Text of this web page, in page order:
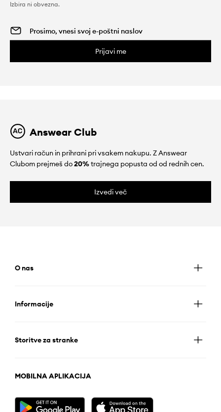
Izbira ni obvezna.
Prijavi me
Answear Club
Ustvari račun in prihrani pri vsakem nakupu. Z Answear
Clubom prejmeš do20%trajnega popusta od od rednih cen.
Izvedi več
O nas
Informacije
Storitve za stranke
MOBILNA APLIKACIJA